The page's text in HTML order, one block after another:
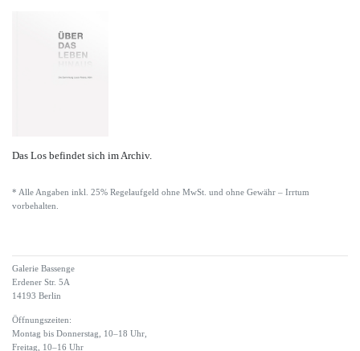
Das Los befindet sich im Archiv.
* Alle Angaben inkl. 25% Regelaufgeld ohne MwSt. und ohne Gewähr – Irrtum
vorbehalten.
Galerie Bassenge
Erdener Str. 5A
14193 Berlin
Öffnungszeiten:
Montag bis Donnerstag, 10–18 Uhr,
Freitag, 10–16 Uhr